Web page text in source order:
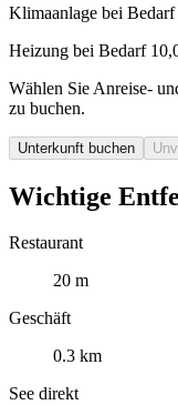
Klimaanlage bei
Heizung bei Bedarf
Wählen Sie Anreise-
zu buchen.
Unterkunft buchen
Wichtige
Restaurant
20 m
Geschäft
0.3 km
See direkt